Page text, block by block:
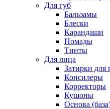
Для губ
Бальзамы
Блески
Карандаши
Помады
Тинты
Для лица
Затирки для
Консилеры
Корректоры
Кушоны
Основа